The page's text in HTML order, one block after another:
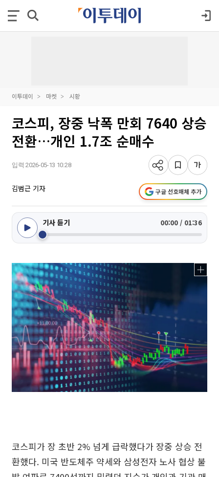
이투데이 마켓 시황
코스피, 장중 낙폭 만회 7640 상승
전환…개인 1.7조 순매수
입력 2026-05-13 10:28
김범근 기자 구글 선호매체 추가
기사 듣기 00:00 / 01:36
코스피가 장 초반 2% 넘게 급락했다가 장중 상승 전
환했다. 미국 반도체주 약세와 삼성전자 노사 협상 불